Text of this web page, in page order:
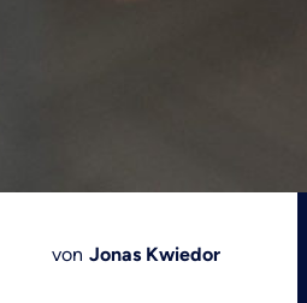
von Jonas Kwiedor